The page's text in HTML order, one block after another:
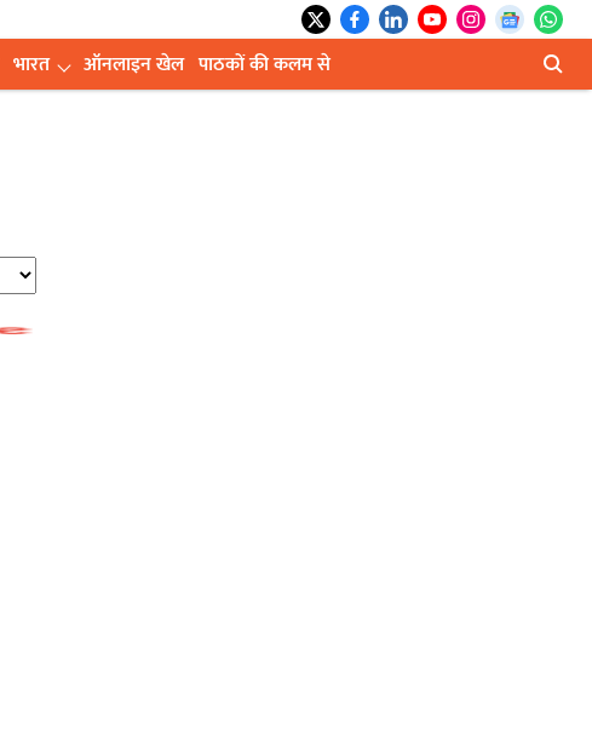
भारत ऑनलाइन खेल पाठकों की कलम से